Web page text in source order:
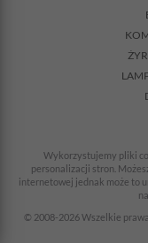
Wykorzystujemy pliki
personalizacji stron.
internetowej jednak może to
© 2008-2026 Wszelkie